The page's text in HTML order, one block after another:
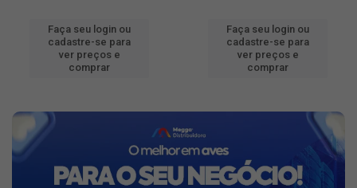
Faça seu login ou
cadastre-se para
ver preços e
comprar
Faça seu login ou
cadastre-se para
ver preços e
comprar